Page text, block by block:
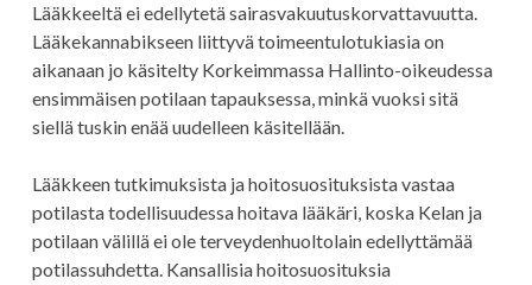
Lääkkeeltä ei edellytetä sairasvakuutuskorvattavuutta.
Lääkekannabikseen liittyvä toimeentulotukiasia on
aikanaan jo käsitelty Korkeimmassa Hallinto-oikeudessa
ensimmäisen potilaan tapauksessa, minkä vuoksi sitä
siellä tuskin enää uudelleen käsitellään.
Lääkkeen tutkimuksista ja hoitosuosituksista vastaa
potilasta todellisuudessa hoitava lääkäri, koska Kelan ja
potilaan välillä ei ole terveydenhuoltolain edellyttämää
potilassuhdetta. Kansallisia hoitosuosituksia